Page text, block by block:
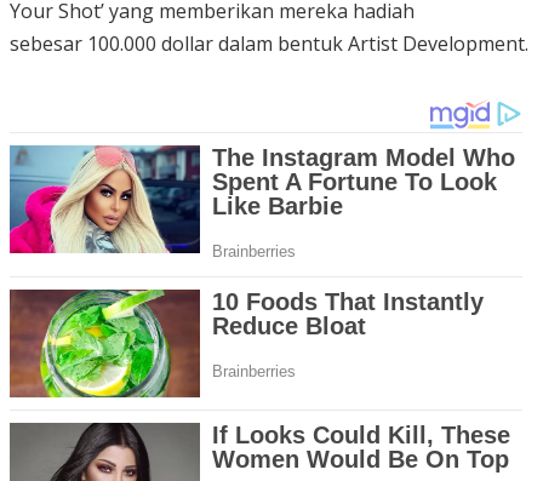
Your Shot’ yang memberikan mereka hadiah
sebesar 100.000 dollar dalam bentuk Artist Development.